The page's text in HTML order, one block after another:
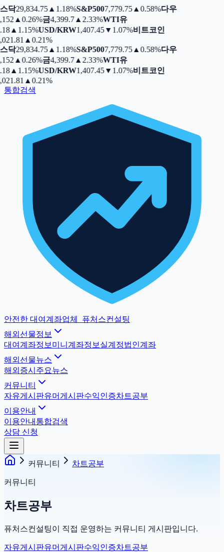
닥29,834.75▲ 1.18%S&P5007,779.75▲ 0.58%다우
▲ 0.26%금4,399.7▲ 2.33%WTI유
▲ 1.15%USD/KRW1,407.45▼ 1.07%비트코인
▲ 0.21%
닥29,834.75▲ 1.18%S&P5007,779.75▲ 0.58%다우
▲ 0.26%금4,399.7▲ 2.33%WTI유
▲ 1.15%USD/KRW1,407.45▼ 1.07%비트코인
▲ 0.21%
통합검색
안전한 대여계좌업체
퓨처스컨설팅
해외선물정보
대여계좌정보 미니계좌정보 실계정법인계좌
해외선물뉴스
해외증시 주요뉴스
커뮤니티
자유게시판유머게시판수익인증차트공부
이용안내
이용안내 통합검색
상담 신청
커뮤니티 차트공부
커뮤니티
차트공부
퓨처스컨설팅이 직접 운영하는 커뮤니티 게시판입니다.
자유게시판유머게시판수익인증차트공부